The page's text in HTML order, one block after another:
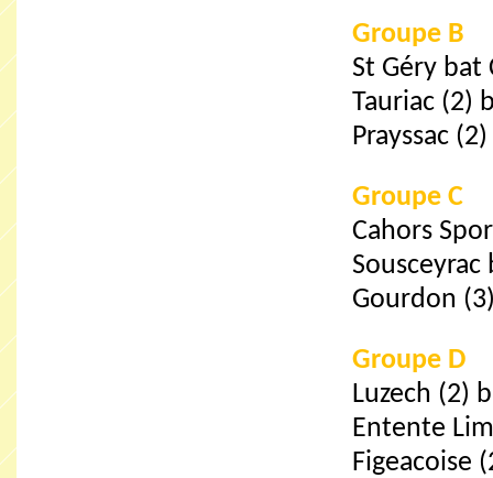
Groupe B
St Géry bat
Tauriac (2)
Prayssac
Groupe C
Cahors
Gourdon
Groupe D
Luzech (2)
Entente
Figeacoise